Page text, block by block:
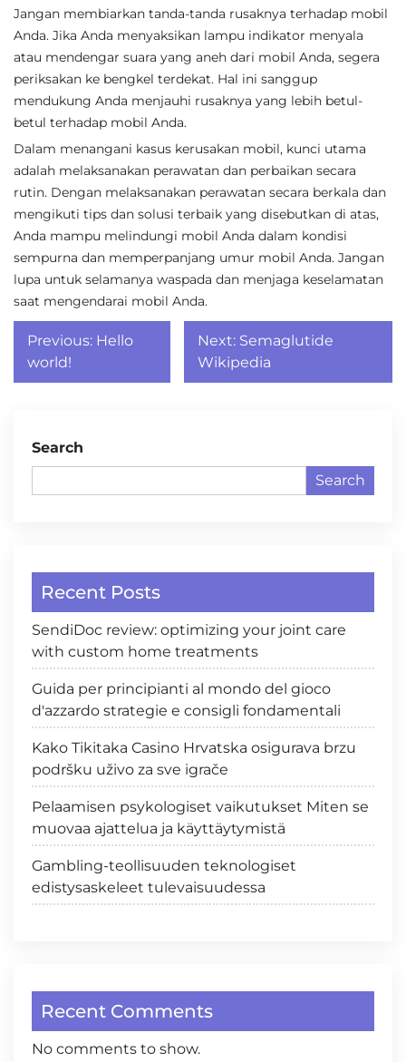
Jangan membiarkan tanda-tanda rusaknya terhadap mobil
Anda. Jika Anda menyaksikan lampu indikator menyala
atau mendengar suara yang aneh dari mobil Anda, segera
periksakan ke bengkel terdekat. Hal ini sanggup
mendukung Anda menjauhi rusaknya yang lebih betul-
betul terhadap mobil Anda.
Dalam menangani kasus kerusakan mobil, kunci utama
adalah melaksanakan perawatan dan perbaikan secara
rutin. Dengan melaksanakan perawatan secara berkala dan
mengikuti tips dan solusi terbaik yang disebutkan di atas,
Anda mampu melindungi mobil Anda dalam kondisi
sempurna dan memperpanjang umur mobil Anda. Jangan
lupa untuk selamanya waspada dan menjaga keselamatan
saat mengendarai mobil Anda.
Post
navigation
Previous: Hello
world!
Next: Semaglutide
Wikipedia
Search
Search
Recent Posts
SendiDoc review: optimizing your joint care
with custom home treatments
Guida per principianti al mondo del gioco
d'azzardo strategie e consigli fondamentali
Kako Tikitaka Casino Hrvatska osigurava brzu
podršku uživo za sve igrače
Pelaamisen psykologiset vaikutukset Miten se
muovaa ajattelua ja käyttäytymistä
Gambling-teollisuuden teknologiset
edistysaskeleet tulevaisuudessa
Recent Comments
No comments to show.